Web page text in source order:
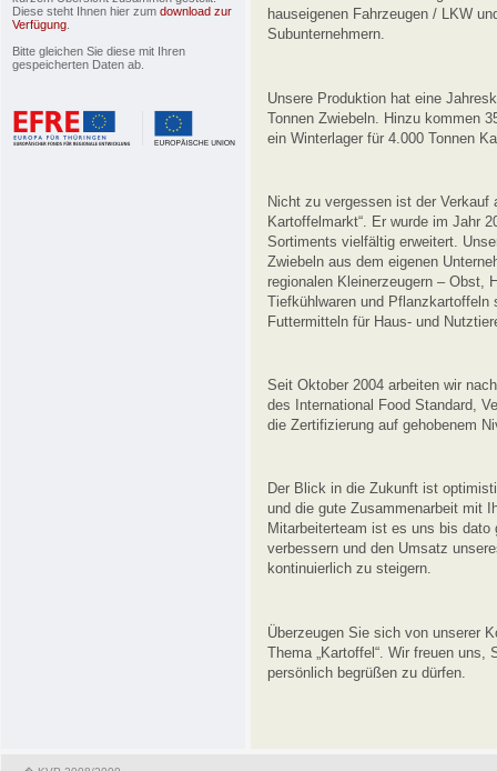
Diese steht Ihnen hier zum download zur
Verfügung
Bitte gleichen Sie diese mit Ihren
gespeicherten Daten ab.
hauseigenen Fahrzeugen / LKW
Subunternehmern.
Unsere Produktion hat eine
Tonnen Zwiebeln. Hinzu kommen
ein Winterlager für 4.000 Tonnen
Nicht zu vergessen ist der Verkauf
Kartoffelmarkt“. Er wurde im Jahr
Sortiments vielfältig erweitert.
Zwiebeln aus dem eigenen
regionalen Kleinerzeugern – Obst,
Tiefkühlwaren und Pflanzkartoffeln
Futtermitteln für Haus- und
Seit Oktober 2004 arbeiten wir
des International Food Standard,
die Zertifizierung auf gehobenem
Der Blick in die Zukunft ist
und die gute Zusammenarbeit mit
Mitarbeiterteam ist es uns bis
verbessern und den Umsatz
kontinuierlich zu steigern.
Überzeugen Sie sich von unserer
Thema „Kartoffel“. Wir freuen
persönlich begrüßen zu dürfen.